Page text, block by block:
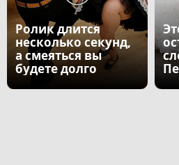
Ролик длится
несколько секунд,
а смеяться вы
будете долго